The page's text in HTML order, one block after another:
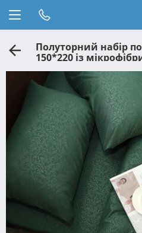
Полуторний набір
150*220 із
Черешенка™